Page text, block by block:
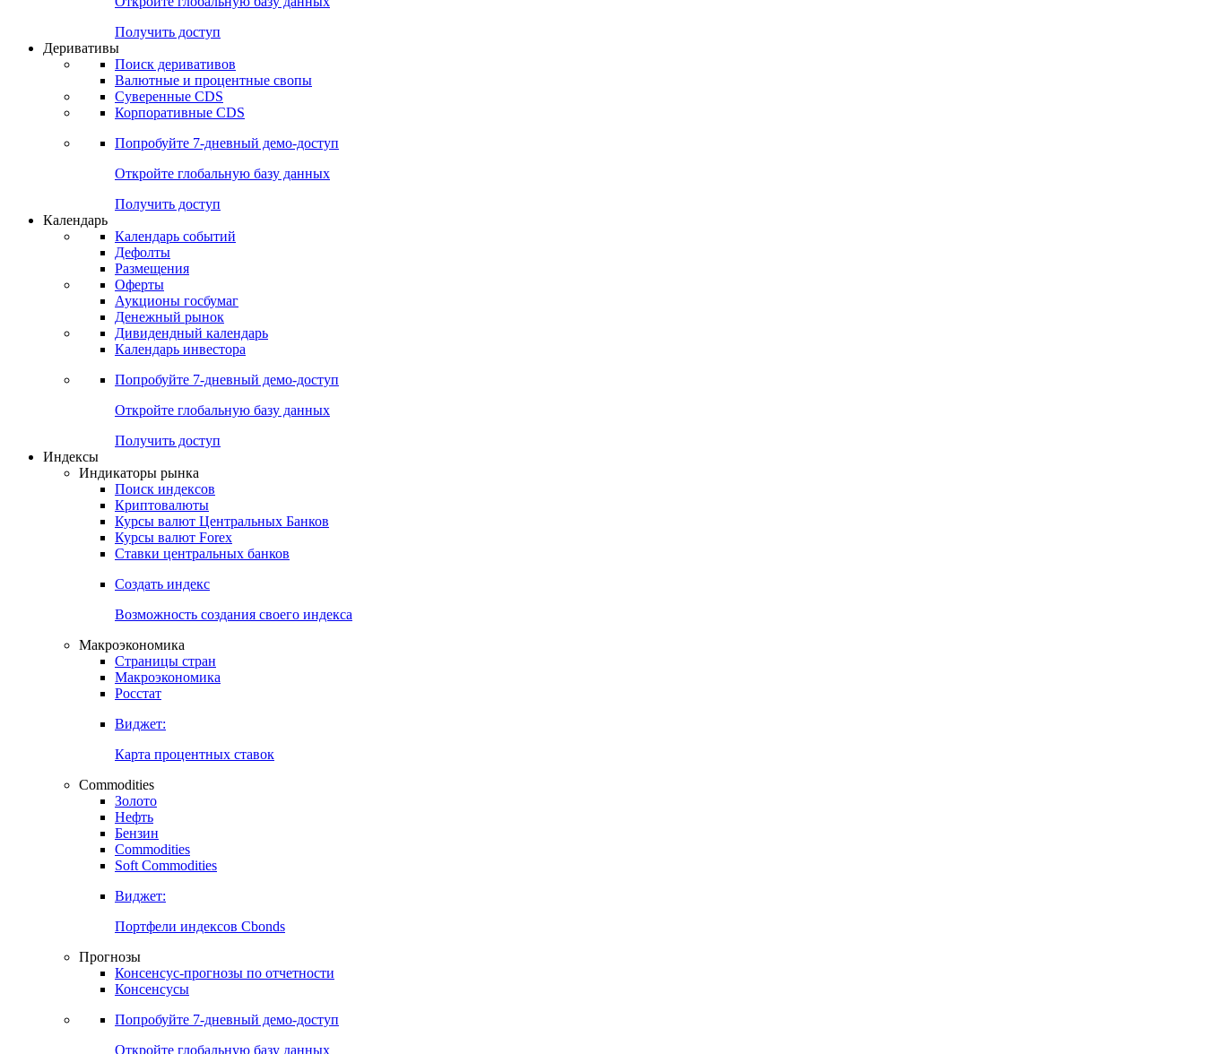
Попробуйте7-дневный
Откройте глобальную базу данных
Получить доступ
Деривативы
Поиск деривативов
Валютные и процентные свопы
Суверенные CDS
Корпоративные CDS
Попробуйте7-дневный
Откройте глобальную базу данных
Получить доступ
Календарь
Календарь событий
Дефолты
Размещения
Оферты
Аукционы госбумаг
Денежный рынок
Дивидендный календарь
Календарь инвестора
Попробуйте7-дневный
Получить доступ
Индикаторы рынка
Поиск индексов
Криптовалюты
Курсы валют Центральных Банков
Курсы валют Forex
Ставки центральных банков
Создать индекс
Возможность создания своего индекса
Макроэкономика
Страницы стран
Макроэкономика
Росстат
Виджет:
Карта процентных ставок
Commodities
Золото
Нефть
Бензин
Commodities
Soft Commodities
Виджет:
Портфели индексов Cbonds
Прогнозы
Консенсус-прогнозы по отчетности
Консенсусы